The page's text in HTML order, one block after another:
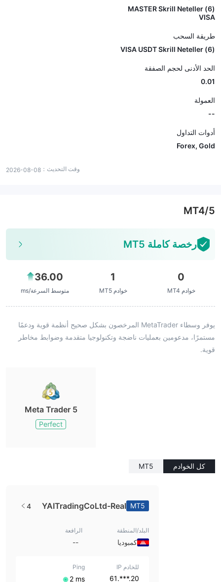
(6) MASTER Skrill Neteller
VISA
طريقة السحب
(6) VISA USDT Skrill Neteller
الحد الأدنى لحجم الصفقة
0.01
العمولة
--
أدوات التداول
Forex, Gold
وقت التحديث： 2026-08-08
MT4/5
رخصة كاملة MT5
0
خوادم MT4
1
خوادم MT5
36.00
متوسط السرعة/ms
يوفر وسطاء MetaTrader المرخصون بشكل صحيح أنظمة قوية ودعمًا
مستمرًا، مدعومين بعمليات ناضجة وتكنولوجيا متقدمة وضوابط مخاطر
قوية.
Meta Trader 5
Perfect
كل الخوادم MT5
MT5
YAITradingCoLtd-Real
4
البلد/المنطقة
كمبوديا
الرافعة
--
للخادم IP
20.***.61
Ping
⁦2 ms⁩